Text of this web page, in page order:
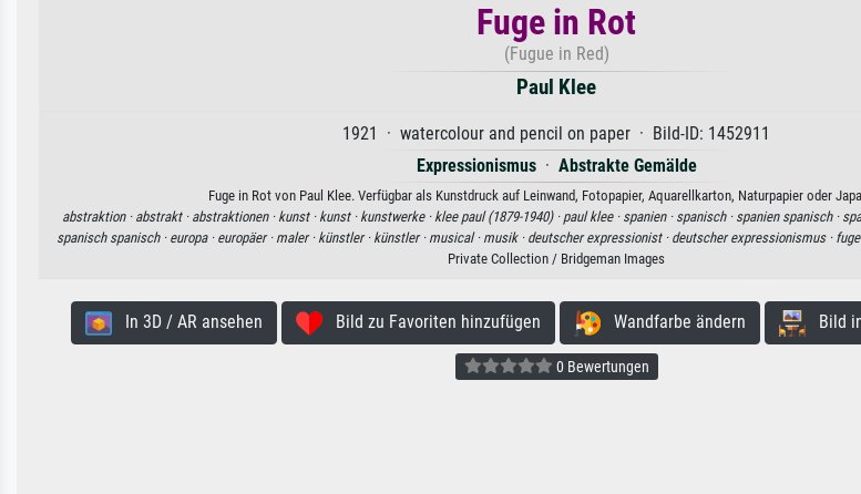
Fuge in Rot
(Fugue in Red)
Paul Klee
1921 · watercolour and pencil on paper · Bild-ID: 1452911
Expressionismus· Abstrakte Gemälde
Fuge in Rot von Paul Klee. Verfügbar als Kunstdruck auf Leinwand, Fotopapier, Aquarellkarton, Naturpapier oder
abstraktion · abstrakt · abstraktionen · kunst · kunst · kunstwerke · klee paul (1879-1940) · paul klee · spanien · spanisch · spanien spanisch ·
spanisch spanisch · europa · europäer · maler · künstler · künstler · musical · musik · deutscher expressionist · deutscher expressionismus ·
Private Collection / Bridgeman Images
In 3D / AR ansehen Bild zu Favoriten hinzufügen Wandfarbe ändern Bild in
0 Bewertungen